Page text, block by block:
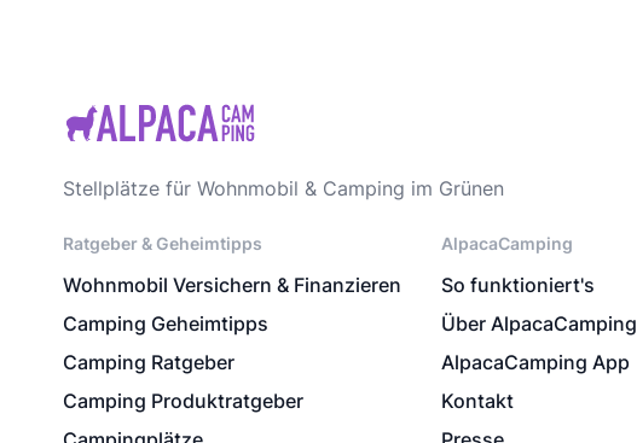
Stellplätze für Wohnmobil & Camping im Grünen
Ratgeber & Geheimtipps
Wohnmobil Versichern & Finanzieren
Camping Geheimtipps
Camping Ratgeber
Camping Produktratgeber
AlpacaCamping
So funktioniert's
Über AlpacaCamping
AlpacaCamping App
Kontakt